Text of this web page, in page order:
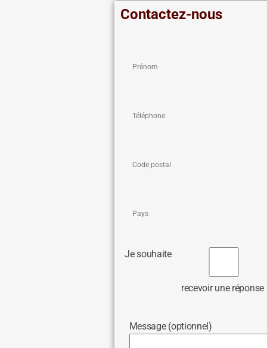
Contactez-nous
Je souhaite
recevoir une réponse
Message (optionnel)